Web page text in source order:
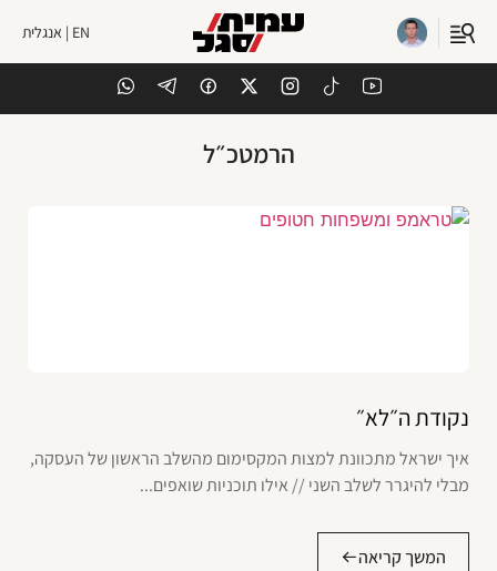
EN | אנגלית
הרמטכ״ל
נקודת ה״לא״
איך ישראל מתכוונת למצות המקסימום מהשלב הראשון של העסקה,
מבלי להיגרר לשלב השני // אילו תוכניות שואפים...
המשך קריאה